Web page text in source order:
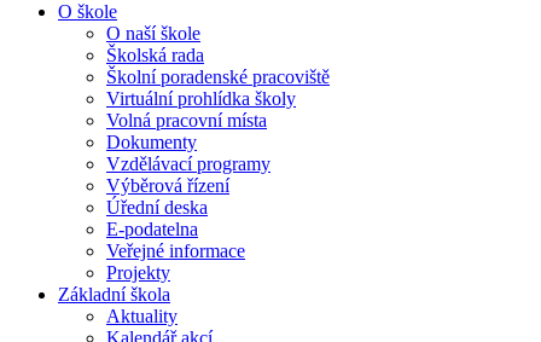
O škole
O naší škole
Školská rada
Školní poradenské pracoviště
Virtuální prohlídka školy
Volná pracovní místa
Dokumenty
Vzdělávací programy
Výběrová řízení
Úřední deska
E-podatelna
Veřejné informace
Projekty
Základní škola
Aktuality
Kalendář akcí